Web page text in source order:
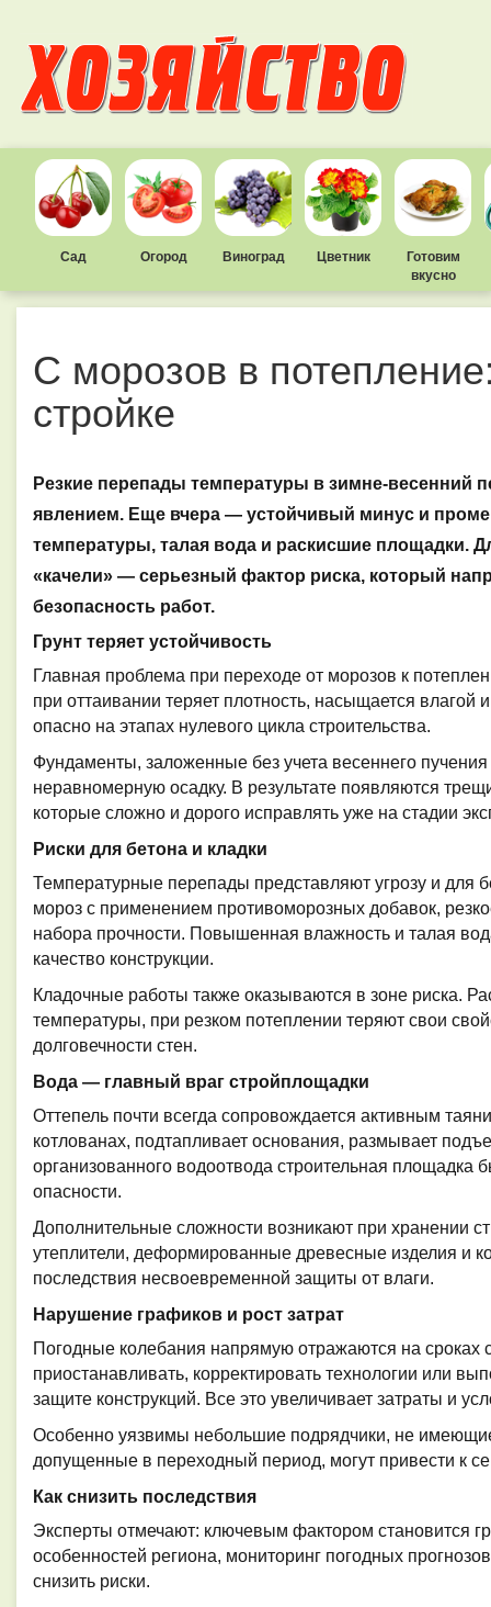
Сад Огород Виноград Цветник
Готовим
вкусно
С морозов в
стройке
Резкие перепады температуры в зимне-весенний
явлением. Еще вчера — устойчивый минус и
температуры, талая вода и раскисшие площадки.
«качели» — серьезный фактор риска, который
безопасность работ.
Грунт теряет устойчивость
Главная проблема при переходе от морозов к
при оттаивании теряет плотность, насыщается влагой
опасно на этапах нулевого цикла строительства.
Фундаменты, заложенные без учета весеннего
неравномерную осадку. В результате появляются
которые сложно и дорого исправлять уже на стадии
Риски для бетона и кладки
Температурные перепады представляют угрозу и для
мороз с применением противоморозных добавок,
набора прочности. Повышенная влажность и талая
качество конструкции.
Кладочные работы также оказываются в зоне риска.
температуры, при резком потеплении теряют свои
долговечности стен.
Вода — главный враг стройплощадки
Оттепель почти всегда сопровождается активным
котлованах, подтапливает основания, размывает
организованного водоотвода строительная
опасности.
Дополнительные сложности возникают при хранении
утеплители, деформированные древесные изделия и
последствия несвоевременной защиты от влаги.
Нарушение графиков и рост затрат
Погодные колебания напрямую отражаются на сроках
приостанавливать, корректировать технологии или
защите конструкций. Все это увеличивает затраты и
Особенно уязвимы небольшие подрядчики, не
допущенные в переходный период, могут привести к
Как снизить последствия
Эксперты отмечают: ключевым фактором становится
особенностей региона, мониторинг погодных
снизить риски.